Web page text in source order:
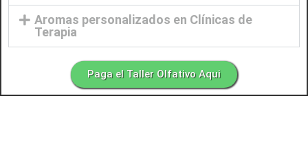
Aromas personalizados en Clínicas de
Terapia
Paga el Taller Olfativo Aqui